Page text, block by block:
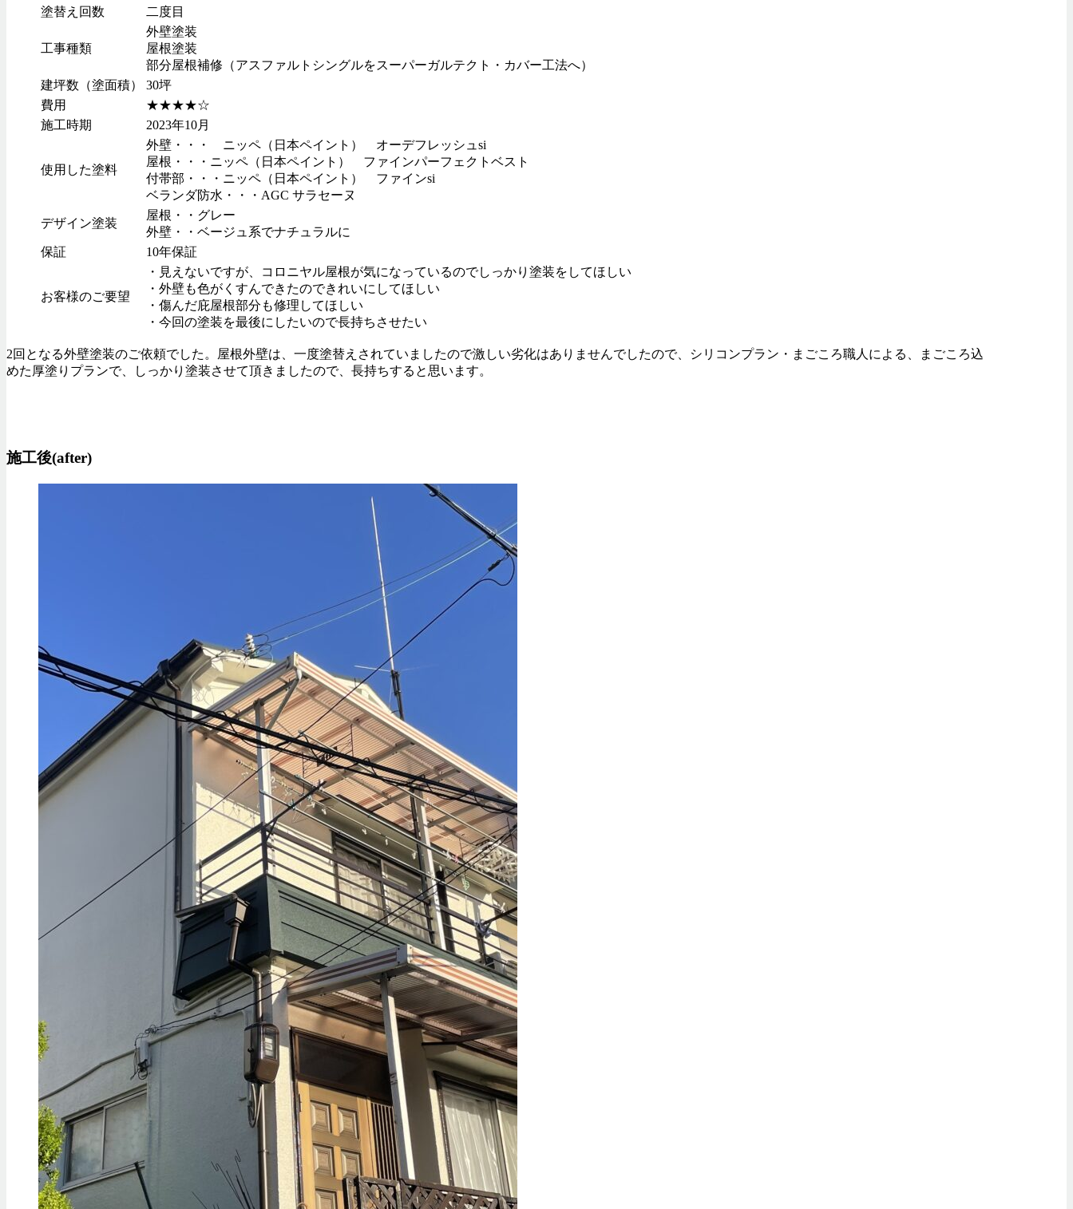
塗替え回数
二度目
工事種類
外壁塗装
屋根塗装
部分屋根補修（アスファルトシングルをスーパーガルテクト・カバー工法へ）
建坪数（塗面積）
30坪
費用
★★★★☆
施工時期
2023年10月
使用した塗料
外壁・・・ ニッペ（日本ペイント） オーデフレッシュsi
屋根・・・ニッペ（日本ペイント） ファインパーフェクトベスト
付帯部・・・ニッペ（日本ペイント） ファインsi
ベランダ防水・・・AGC サラセーヌ
デザイン塗装
屋根・・グレー
外壁・・ベージュ系でナチュラルに
保証
10年保証
お客様のご要望
・見えないですが、コロニヤル屋根が気になっているのでしっかり塗装をしてほしい
・外壁も色がくすんできたのできれいにしてほしい
・傷んだ庇屋根部分も修理してほしい
・今回の塗装を最後にしたいので長持ちさせたい
2回となる外壁塗装のご依頼でした。屋根外壁は、一度塗替えされていましたので激しい劣化はありませんでしたので、シリコンプラン・まごころ職人による、まごころ込
めた厚塗りプランで、しっかり塗装させて頂きましたので、長持ちすると思います。
施工後(after)